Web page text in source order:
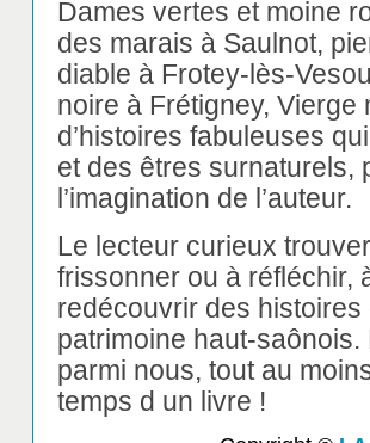
Dames vertes et moine
des marais à Saulnot,
diable à Frotey-lès-
noire à Frétigney, Vierge
d’histoires fabuleuses
et des êtres surnaturels,
l’imagination de l’auteur.
Le lecteur curieux
frissonner ou à réfléchir,
redécouvrir des histoires
patrimoine haut-
parmi nous, tout au
temps d un livre !